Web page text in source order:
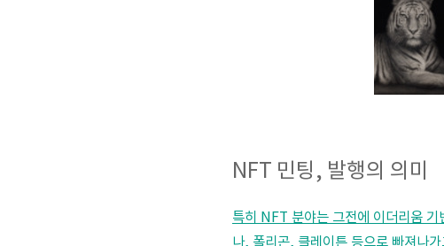
NFT 민팅, 발행의 의미
특히 NFT 분야는 그전에 이더리움
나, 폴리곤, 클레이튼 등으로 빠져나